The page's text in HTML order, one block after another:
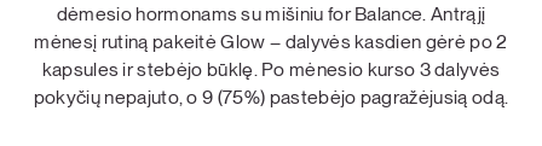
dėmesio hormonams su mišiniu for Balance. Antrąjį
mėnesį rutiną pakeitė Glow – dalyvės kasdien gėrė po 2
kapsules ir stebėjo būklę. Po mėnesio kurso 3 dalyvės
pokyčių nepajuto, o 9 (75%) pastebėjo pagražėjusią odą.